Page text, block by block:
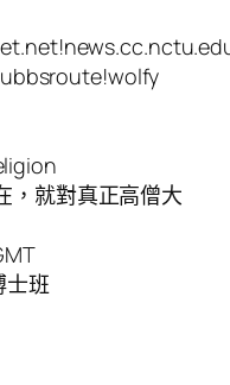
，就對真正高僧大
士班